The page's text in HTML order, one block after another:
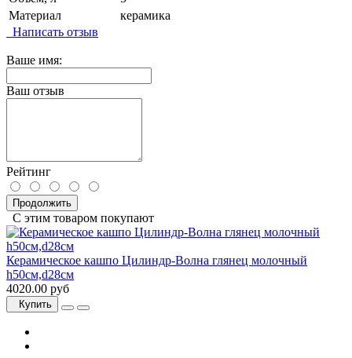
Материал
керамика
Написать отзыв
Ваше имя:
Ваш отзыв
Рейтинг
Продолжить
С этим товаром покупают
Керамическое кашпо Цилиндр-Волна глянец молочный
h50см,d28см
4020.00 руб
Купить